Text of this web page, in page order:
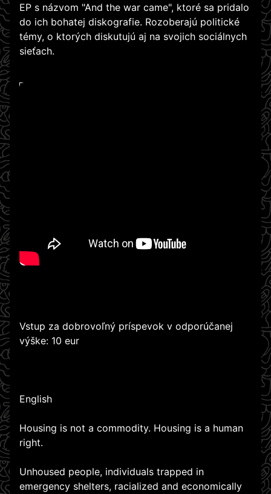
EP s názvom "And the war came", ktoré sa pridalo
do ich bohatej diskografie. Rozoberajú politické
témy, o ktorých diskutujú aj na svojich sociálnych
sieťach.
Vstup za dobrovoľný príspevok v odporúčanej
výške: 10 eur
English
Housing is not a commodity. Housing is a human
right.
Unhoused people, individuals trapped in
emergency shelters, racialized and economically